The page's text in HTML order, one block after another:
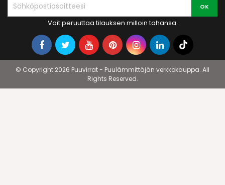
Voit peruuttaa tilauksen milloin tahansa.
© Copyright 2026 Puuvirrat - Puulämmittäjän verkkokauppa. All
Rights Reserved.